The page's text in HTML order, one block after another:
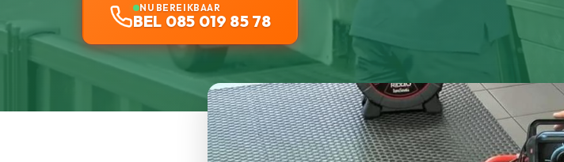
NU BEREIKBAAR
BEL 085 019 85 78